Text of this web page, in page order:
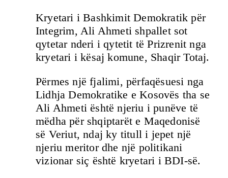
Kryetari i Bashkimit Demokratik për
Integrim, Ali Ahmeti shpallet sot
qytetar nderi i qytetit të Prizrenit nga
kryetari i kësaj komune, Shaqir Totaj.
Përmes një fjalimi, përfaqësuesi nga
Lidhja Demokratike e Kosovës tha se
Ali Ahmeti është njeriu i punëve të
mëdha për shqiptarët e Maqedonisë
së Veriut, ndaj ky titull i jepet një
njeriu meritor dhe një politikani
vizionar siç është kryetari i BDI-së.